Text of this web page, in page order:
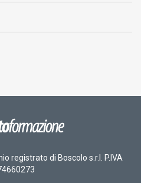
registrato di Boscolo s.r.l. P.IVA